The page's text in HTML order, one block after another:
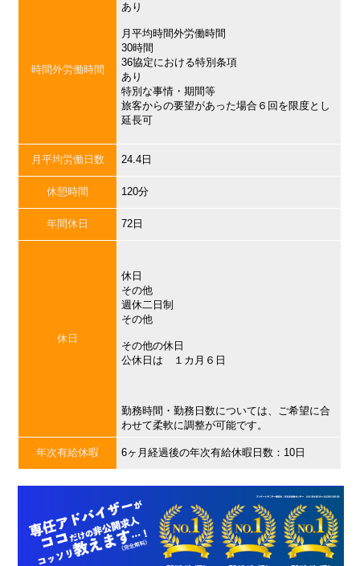
時間外労働時間
あり
月平均時間外労働時間
30時間
36協定における特別条項
あり
特別な事情・期間等
旅客からの要望があった場合６回を限度とし
延長可
月平均労働日数 24.4日
休憩時間 120分
年間休日 72日
休日
休日
その他
週休二日制
その他
その他の休日
公休日は １カ月６日
勤務時間・勤務日数については、ご希望に合
わせて柔軟に調整が可能です。
年次有給休暇 6ヶ月経過後の年次有給休暇日数：10日